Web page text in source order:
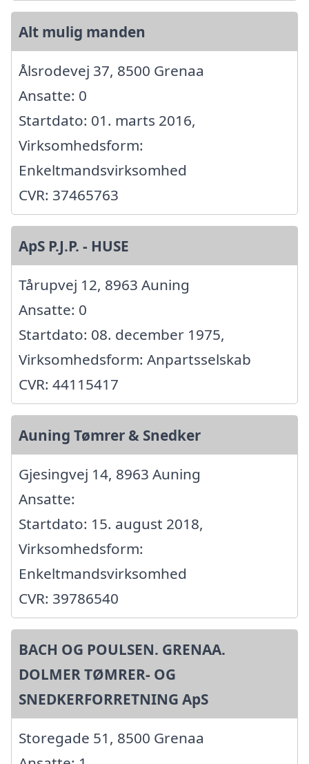
Alt mulig manden
Ålsrodevej 37, 8500 Grenaa
Ansatte: 0
Startdato: 01. marts 2016,
Virksomhedsform:
Enkeltmandsvirksomhed
CVR: 37465763
ApS P.J.P. - HUSE
Tårupvej 12, 8963 Auning
Ansatte: 0
Startdato: 08. december 1975,
Virksomhedsform: Anpartsselskab
CVR: 44115417
Auning Tømrer & Snedker
Gjesingvej 14, 8963 Auning
Ansatte:
Startdato: 15. august 2018,
Virksomhedsform:
Enkeltmandsvirksomhed
CVR: 39786540
BACH OG POULSEN. GRENAA.
DOLMER TØMRER- OG
SNEDKERFORRETNING ApS
Storegade 51, 8500 Grenaa